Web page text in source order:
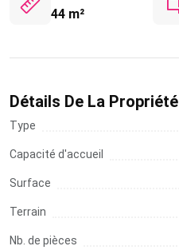
44 m²
Détails De La Propriété
Type
Capacité d'accueil
Surface
Terrain
Nb. de pièces